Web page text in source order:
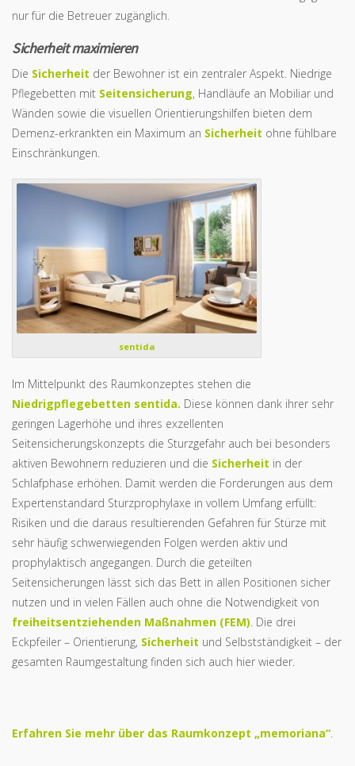
nur für die Betreuer zugänglich.
Sicherheit maximieren
Die Sicherheit der Bewohner ist ein zentraler Aspekt. Niedrige
Pflegebetten mit Seitensicherung, Handläufe an Mobiliar und
Wänden sowie die visuellen Orientierungshilfen bieten dem
Demenz-erkrankten ein Maximum an Sicherheit ohne fühlbare
Einschränkungen.
sentida
Im Mittelpunkt des Raumkonzeptes stehen die
Niedrigpflegebetten sentida. Diese können dank ihrer sehr
geringen Lagerhöhe und ihres exzellenten
Seitensicherungskonzepts die Sturzgefahr auch bei besonders
aktiven Bewohnern reduzieren und die Sicherheit in der
Schlafphase erhöhen. Damit werden die Forderungen aus dem
Expertenstandard Sturzprophylaxe in vollem Umfang erfüllt:
Risiken und die daraus resultierenden Gefahren für Stürze mit
sehr häufig schwerwiegenden Folgen werden aktiv und
prophylaktisch angegangen. Durch die geteilten
Seitensicherungen lässt sich das Bett in allen Positionen sicher
nutzen und in vielen Fällen auch ohne die Notwendigkeit von
freiheitsentziehenden Maßnahmen (FEM). Die drei
Eckpfeiler – Orientierung, Sicherheit und Selbstständigkeit – der
gesamten Raumgestaltung finden sich auch hier wieder.
Erfahren Sie mehr über das Raumkonzept „memoriana“.